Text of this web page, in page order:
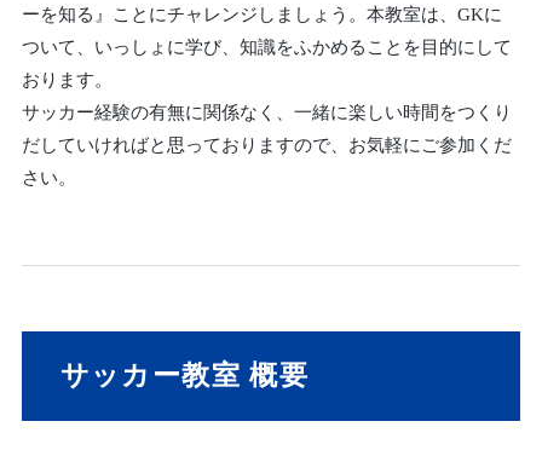
ーを知る』ことにチャレンジしましょう。本教室は、GKに
ついて、いっしょに学び、知識をふかめることを目的にして
おります。
サッカー経験の有無に関係なく、一緒に楽しい時間をつくり
だしていければと思っておりますので、お気軽にご参加くだ
さい。
サッカー教室 概要